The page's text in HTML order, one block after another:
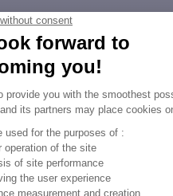
Una sequenza efficace si
Un'alternanza ben
Un ritmo adattato al ciclo di
Personalizzazione estesa
Promemoria regolari, con